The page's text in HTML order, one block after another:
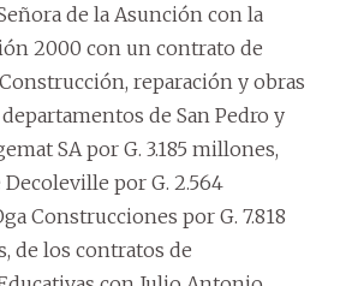
de la Asunción con la
2000 con un contrato de
reparación y obras
de San Pedro y
SA por G. 3.185 millones,
por G. 2.564
Construcciones por G. 7.818
de los contratos de